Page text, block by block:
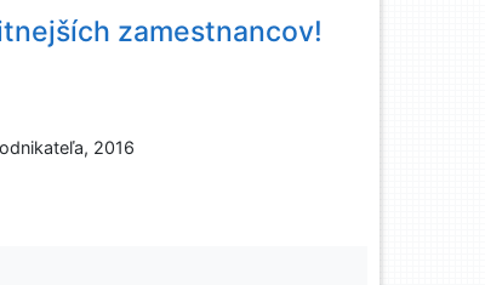
zamestnancov!
2016